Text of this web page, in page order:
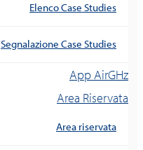
Elenco Case Studies
Segnalazione Case Studies
App AirGHz
Area Riservata
Area riservata